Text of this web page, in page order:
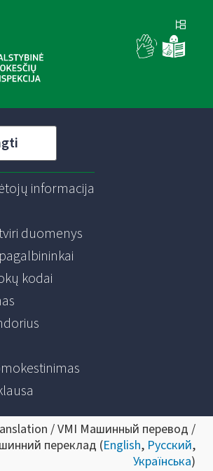
informacija
duomenys
kodai
/ VMI Машинный перевод /
переклад (English, Русский,
Українська)